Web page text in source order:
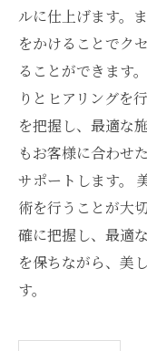
ルに仕上げます。
をかけることでク
ることができます
りとヒアリングを
を把握し、最適な
もお客様に合わせ
サポートします。
術を行うことが大
確に把握し、最適
を保ちながら、美
す。